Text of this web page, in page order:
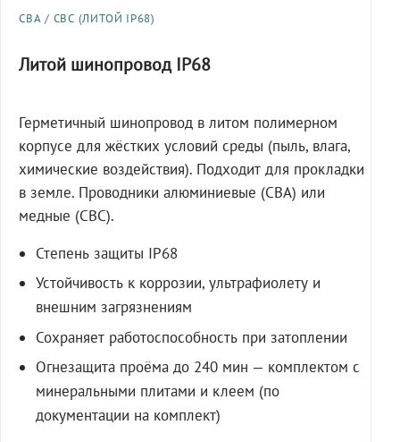
СВА / СВС (ЛИТОЙ IP68)
Литой шинопровод IP68
Герметичный шинопровод в литом полимерном
корпусе для жёстких условий среды (пыль, влага,
химические воздействия). Подходит для прокладки
в земле. Проводники алюминиевые (СВА) или
медные (СВС).
Степень защиты IP68
Устойчивость к коррозии, ультрафиолету и
внешним загрязнениям
Сохраняет работоспособность при затоплении
Огнезащита проёма до 240 мин — комплектом с
минеральными плитами и клеем (по
документации на комплект)